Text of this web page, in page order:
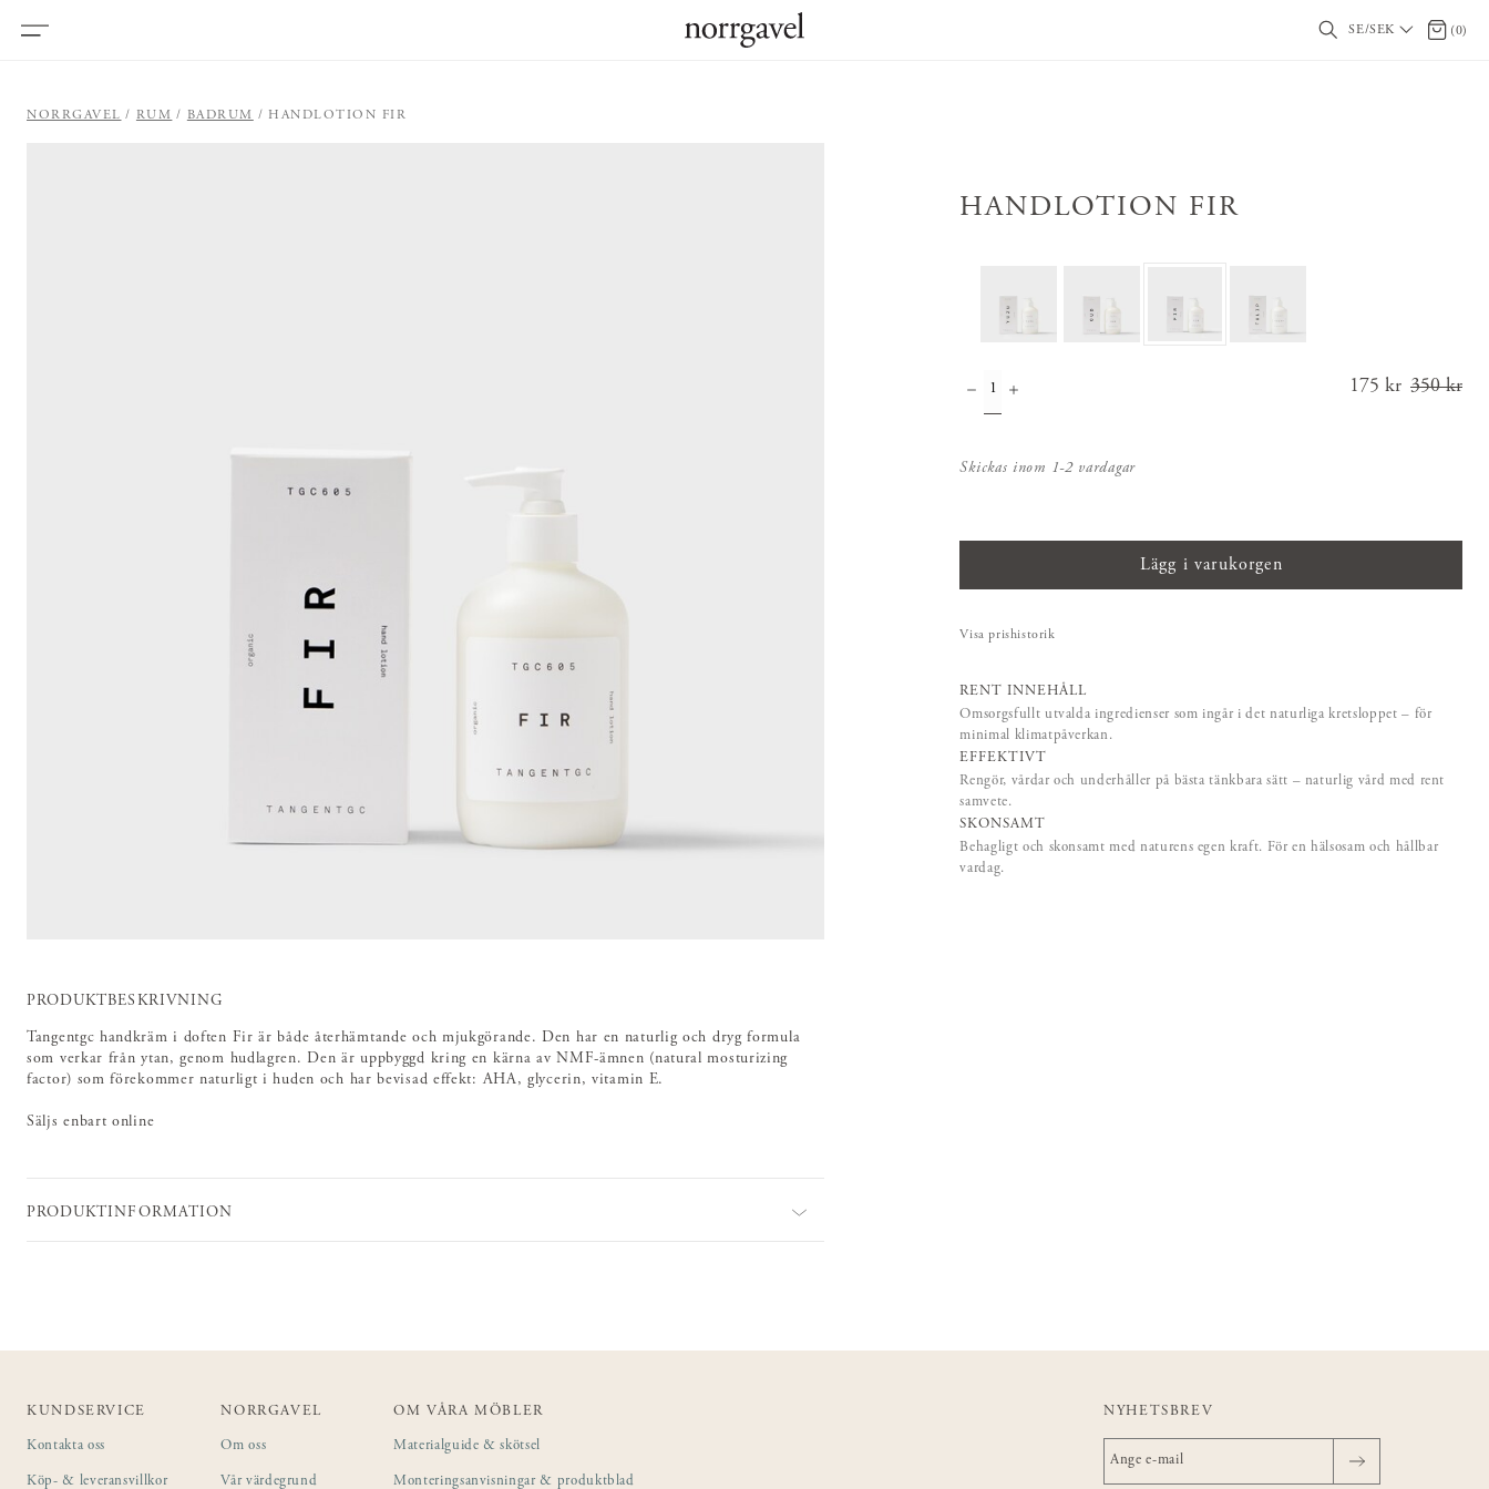
SE/SEK 0 (0)
NORRGAVEL RUM BADRUM HANDLOTION FIR
HANDLOTION FIR
Nuvarande
175 kr 350 kr
Skickas inom 1-2 vardagar
Lägg i varukorgen
Visa prishistorik
RENT INNEHÅLL
Omsorgsfullt utvalda ingredienser som ingår i det naturliga kretsloppet – för
minimal klimatpåverkan.
EFFEKTIVT
Rengör, vårdar och underhåller på bästa tänkbara sätt – naturlig vård med rent
samvete.
SKONSAMT
Behagligt och skonsamt med naturens egen kraft. För en hälsosam och hållbar
vardag.
PRODUKTBESKRIVNING
Tangentgc handkräm i doften Fir är både återhämtande och mjukgörande. Den har en naturlig och dryg formula
som verkar från ytan, genom hudlagren. Den är uppbyggd kring en kärna av NMF-ämnen (natural mosturizing
factor) som förekommer naturligt i huden och har bevisad effekt: AHA, glycerin, vitamin E.
Säljs enbart online
PRODUKTINFORMATION
KUNDSERVICE
Kontakta oss
Köp- & leveransvillkor
NORRGAVEL
Om oss
Vår värdegrund
OM VÅRA MÖBLER
Materialguide & skötsel
Monteringsanvisningar & produktblad
NYHETSBREV